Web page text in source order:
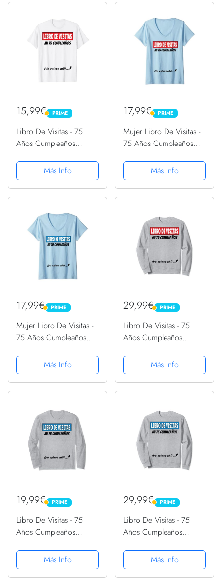
15,99€ PRIME
PRIME
Libro De Visitas - 75
Años Cumpleaños
CamisetaMás Info
17,99€ PRIME
PRIME
Mujer Libro De Visitas -
75 Años Cumpleaños
Camiseta Cuello V
Más Info
17,99€ PRIME
PRIME
Mujer Libro De Visitas -
75 Años Cumpleaños
Camiseta Cuello V
Más Info
29,99€ PRIME
PRIME
Libro De Visitas - 75
Años Cumpleaños
SudaderaMás Info
19,99€ PRIME
PRIME
Libro De Visitas - 75
Años Cumpleaños
Manga LargaMás Info
29,99€ PRIME
PRIME
Libro De Visitas - 75
Años Cumpleaños
SudaderaMás Info